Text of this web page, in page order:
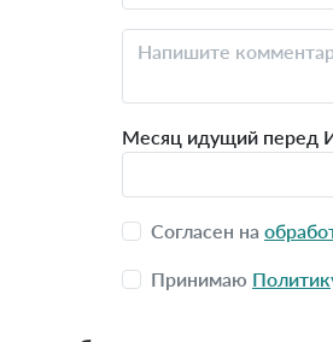
Месяц идущий перед
Согласен на
Принимаю